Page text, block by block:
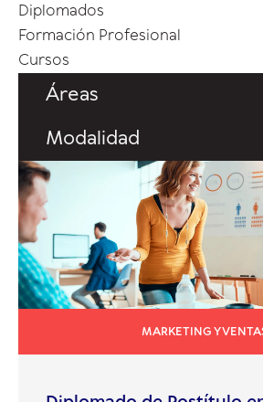
Diplomados
Formación Profesional
Cursos
Áreas
Modalidad
MARKETING Y